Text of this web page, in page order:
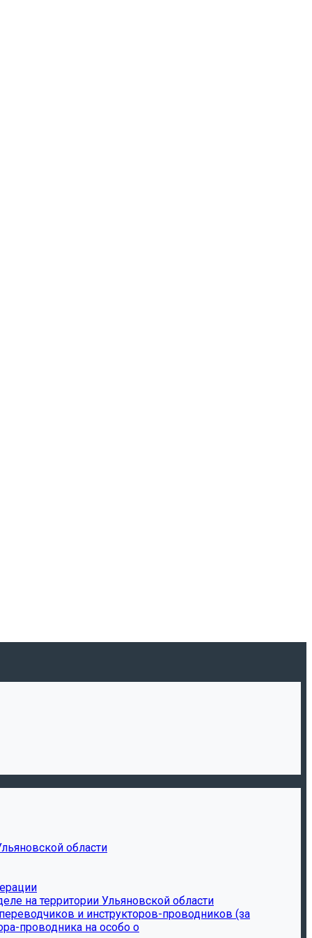
области
на территории Ульяновской области
и инструкторов-проводников (за
проводника на особо о